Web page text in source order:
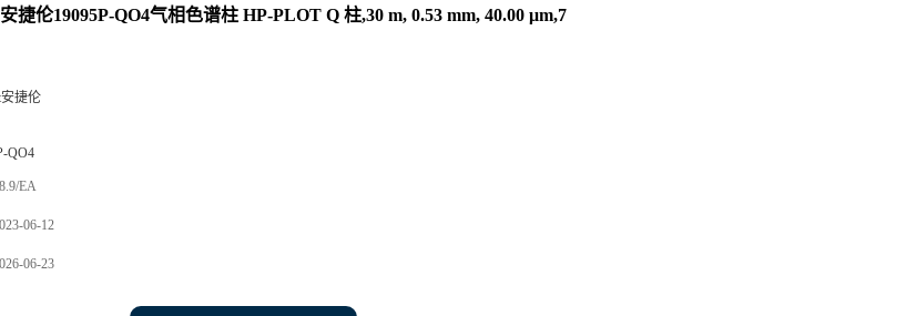
捷伦19095P-QO4气相色谱柱 HP-PLOT Q 柱,30 m, 0.53 mm, 40.00 μm,7
捷伦
QO4
EA
06-12
06-23